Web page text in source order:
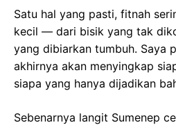
Satu hal yang pasti, fitnah
kecil — dari bisik yang tak
yang dibiarkan tumbuh. Saya
akhirnya akan menyingkap
siapa yang hanya dijadikan
Sebenarnya langit Sumenep